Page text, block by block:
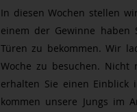
In diesen Wochen stellen
einem der Gewinne haben
Türen zu bekommen. Wir
Woche zu besuchen. Nicht
erhalten Sie einen Einblick
kommen unsere Jungs im